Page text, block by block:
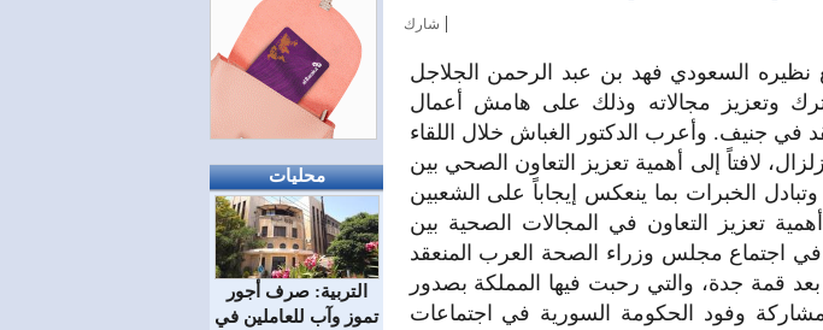
محليات
التربية: صرف أجور
تموز وآب للعاملين في
شارك |
السعودي فهد بن عبد الرحمن الجلاجل
وتعزيز مجالاته وذلك على هامش أعمال
التي تعقد في جنيف. وأعرب الدكتور الغباش خلال اللقاء
لافتاً إلى أهمية تعزيز التعاون الصحي بين
الخبرات بما ينعكس إيجاباً على الشعبين
تعزيز التعاون في المجالات الصحية بين
اجتماع مجلس وزراء الصحة العرب المنعقد
وزاري بعد قمة جدة، والتي رحبت فيها المملكة بصدور
وفود الحكومة السورية في اجتماعات